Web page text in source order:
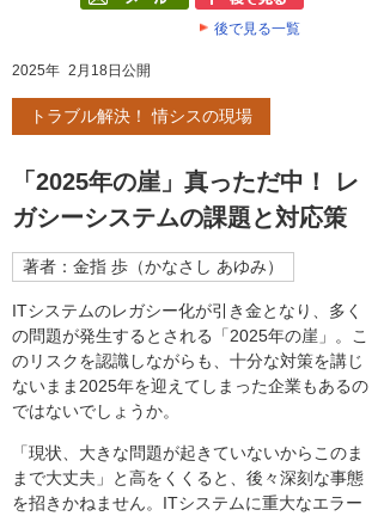
後で見る一覧
2025年 2月18日公開
トラブル解決！ 情シスの現場
「2025年の崖」真っただ中！ レ
ガシーシステムの課題と対応策
著者：金指 歩（かなさし あゆみ）
ITシステムのレガシー化が引き金となり、多く
の問題が発生するとされる「2025年の崖」。こ
のリスクを認識しながらも、十分な対策を講じ
ないまま2025年を迎えてしまった企業もあるの
ではないでしょうか。
「現状、大きな問題が起きていないからこのま
まで大丈夫」と高をくくると、後々深刻な事態
を招きかねません。ITシステムに重大なエラー